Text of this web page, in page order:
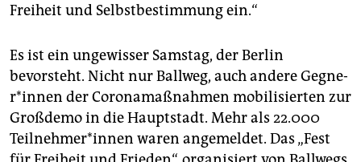
Freiheit und Selbstbestimmung ein.“
Es ist ein ungewisser Samstag, der Berlin
bevorsteht. Nicht nur Ballweg, auch andere Gegne­
r*in­nen der Coronamaßnahmen mobilisierten zur
Großdemo in die Hauptstadt. Mehr als 22.000
Teil­neh­mer*innen waren angemeldet. Das „Fest